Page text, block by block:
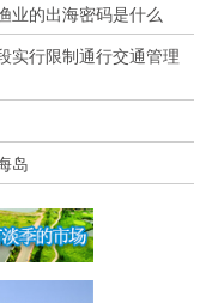
业的出海密码是什么
实行限制通行交通管理
岛